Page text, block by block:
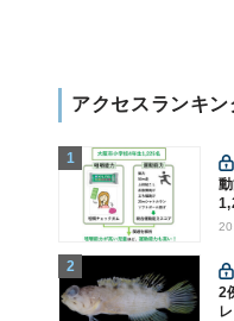
アクセスランキン
2